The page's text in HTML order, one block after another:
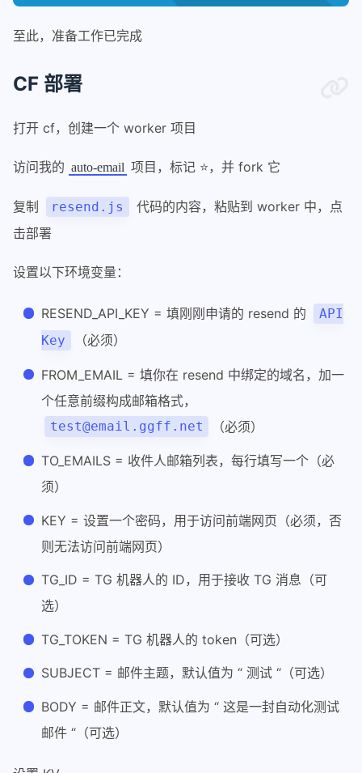
至此，准备工作已完成
CF 部署
打开 cf，创建一个 worker 项目
访问我的 auto-email 项目，标记 ⭐，并 fork 它
复制 resend.js
代码的内容，粘贴到 worker 中，点
击部署
设置以下环境变量：
RESEND_API_KEY = 填刚刚申请的 resend 的
API
Key
（必须）
FROM_EMAIL = 填你在 resend 中绑定的域名，加一
个任意前缀构成邮箱格式，
test@email.ggff.net （必须）
TO_EMAILS = 收件人邮箱列表，每行填写一个（必
须）
KEY = 设置一个密码，用于访问前端网页（必须，否
则无法访问前端网页）
TG_ID = TG 机器人的 ID，用于接收 TG 消息（可
选）
TG_TOKEN = TG 机器人的 token（可选）
SUBJECT = 邮件主题，默认值为 “ 测试 “（可选）
BODY = 邮件正文，默认值为 “ 这是一封自动化测试
邮件 “（可选）